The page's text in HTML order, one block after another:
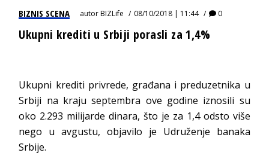
BIZNIS SCENA autorBIZLife 08/10/2018 | 11:44 0
Ukupni krediti u Srbiji porasli za 1,4%
Ukupni krediti privrede, građana i preduzetnika u
Srbiji na kraju septembra ove godine iznosili su
oko 2.293 milijarde dinara, što je za 1,4 odsto više
nego u avgustu, objavilo je Udruženje banaka
Srbije.